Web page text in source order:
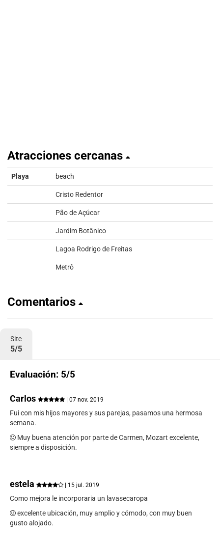
Atracciones cercanas
Playa beach
Cristo Redentor
Pão de Açúcar
Jardim Botânico
Lagoa Rodrigo de Freitas
Metrô
Comentarios
Site
5/5
Evaluación: 5/5
Carlos | 07 nov. 2019
Fui con mis hijos mayores y sus parejas, pasamos una hermosa
semana.
Muy buena atención por parte de Carmen, Mozart excelente,
siempre a disposición.
estela | 15 jul. 2019
Como mejora le incorporaria un lavasecaropa
excelente ubicación, muy amplio y cómodo, con muy buen
gusto alojado.